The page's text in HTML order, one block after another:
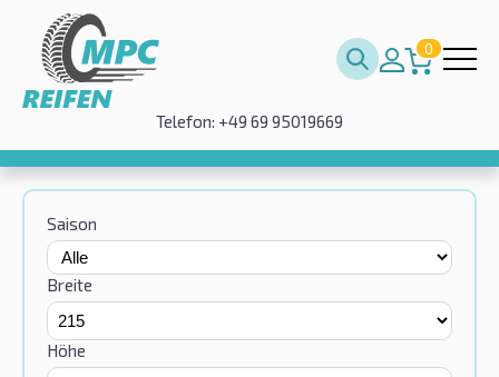
0
Telefon: +49 69 95019669
Saison
Breite
Höhe